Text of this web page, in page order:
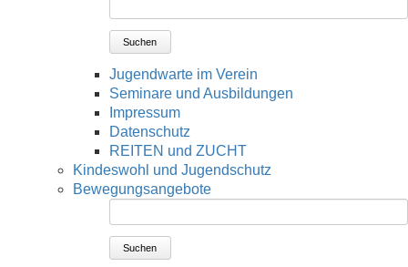
Suchen
Jugendwarte im Verein
Seminare und Ausbildungen
Impressum
Datenschutz
REITEN und ZUCHT
Kindeswohl und Jugendschutz
Bewegungsangebote
Suchen